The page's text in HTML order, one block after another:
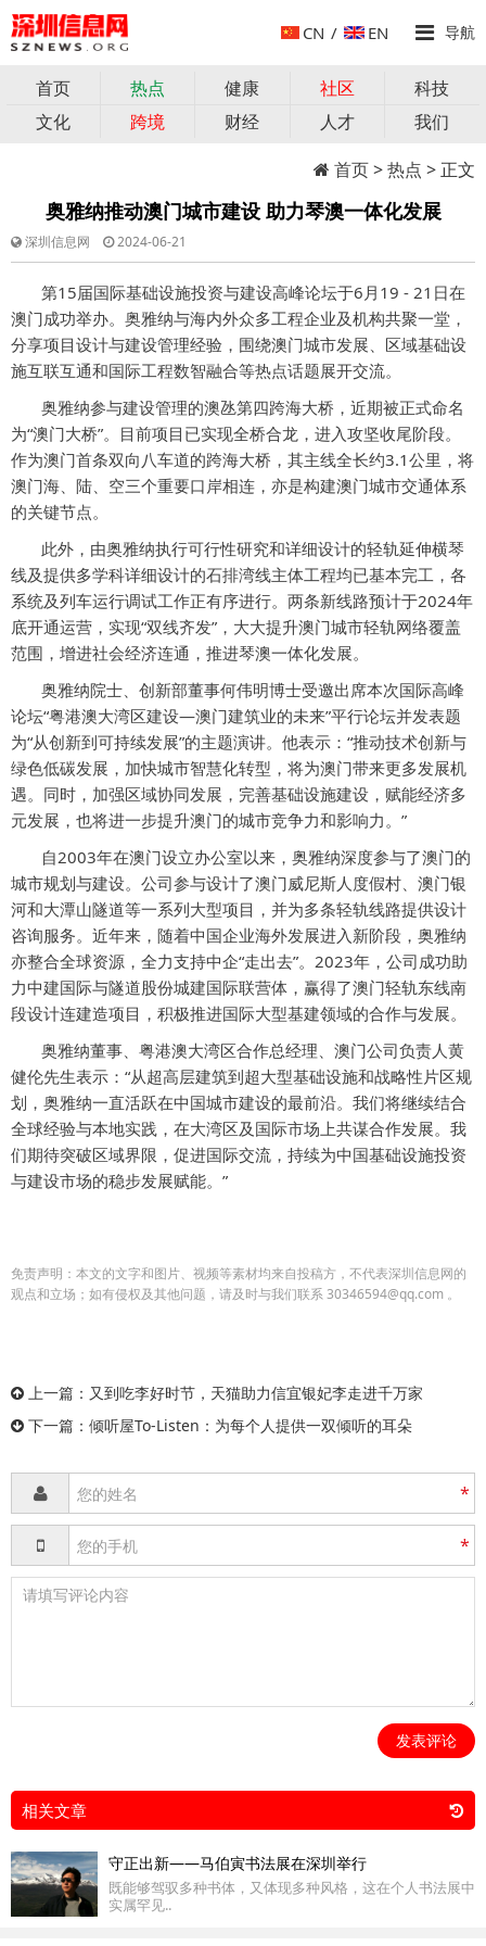
CN / EN 导航
首页 热点 健康 社区
科技
文化
跨境 财经 人才
我们
首页>热点 > 正文
奥雅纳推动澳门城市建设 助力琴澳一体化发展
深圳信息网 2024-06-21
第15届国际基础设施投资与建设高峰论坛于6月19 - 21日在
澳门成功举办。奥雅纳与海内外众多工程企业及机构共聚一堂，
分享项目设计与建设管理经验，围绕澳门城市发展、区域基础设
施互联互通和国际工程数智融合等热点话题展开交流。
奥雅纳参与建设管理的澳氹第四跨海大桥，近期被正式命名
为“澳门大桥”。目前项目已实现全桥合龙，进入攻坚收尾阶段。
作为澳门首条双向八车道的跨海大桥，其主线全长约3.1公里，将
澳门海、陆、空三个重要口岸相连，亦是构建澳门城市交通体系
的关键节点。
此外，由奥雅纳执行可行性研究和详细设计的轻轨延伸横琴
线及提供多学科详细设计的石排湾线主体工程均已基本完工，各
系统及列车运行调试工作正有序进行。两条新线路预计于2024年
底开通运营，实现“双线齐发”，大大提升澳门城市轻轨网络覆盖
范围，增进社会经济连通，推进琴澳一体化发展。
奥雅纳院士、创新部董事何伟明博士受邀出席本次国际高峰
论坛“粤港澳大湾区建设—澳门建筑业的未来”平行论坛并发表题
为“从创新到可持续发展”的主题演讲。他表示：“推动技术创新与
绿色低碳发展，加快城市智慧化转型，将为澳门带来更多发展机
遇。同时，加强区域协同发展，完善基础设施建设，赋能经济多
元发展，也将进一步提升澳门的城市竞争力和影响力。”
自2003年在澳门设立办公室以来，奥雅纳深度参与了澳门的
城市规划与建设。公司参与设计了澳门威尼斯人度假村、澳门银
河和大潭山隧道等一系列大型项目，并为多条轻轨线路提供设计
咨询服务。近年来，随着中国企业海外发展进入新阶段，奥雅纳
亦整合全球资源，全力支持中企“走出去”。2023年，公司成功助
力中建国际与隧道股份城建国际联营体，赢得了澳门轻轨东线南
段设计连建造项目，积极推进国际大型基建领域的合作与发展。
奥雅纳董事、粤港澳大湾区合作总经理、澳门公司负责人黄
健伦先生表示：“从超高层建筑到超大型基础设施和战略性片区规
划，奥雅纳一直活跃在中国城市建设的最前沿。我们将继续结合
全球经验与本地实践，在大湾区及国际市场上共谋合作发展。我
们期待突破区域界限，促进国际交流，持续为中国基础设施投资
与建设市场的稳步发展赋能。”
免责声明：本文的文字和图片、视频等素材均来自投稿方，不代表深圳信息网的
观点和立场；如有侵权及其他问题，请及时与我们联系 30346594@qq.com 。
上一篇： 又到吃李好时节，天猫助力信宜银妃李走进千万家
下一篇： 倾听屋To-Listen：为每个人提供一双倾听的耳朵
*
*
发表评论
相关文章
守正出新——马伯寅书法展在深圳举行
既能够驾驭多种书体，又体现多种风格，这在个人书法展中
实属罕见..